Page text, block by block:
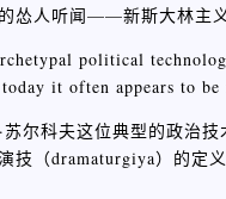
怂人听闻——新斯大林主义
political
it often appears to
尔科夫这位典型的政治
技（dramaturgiya）的定